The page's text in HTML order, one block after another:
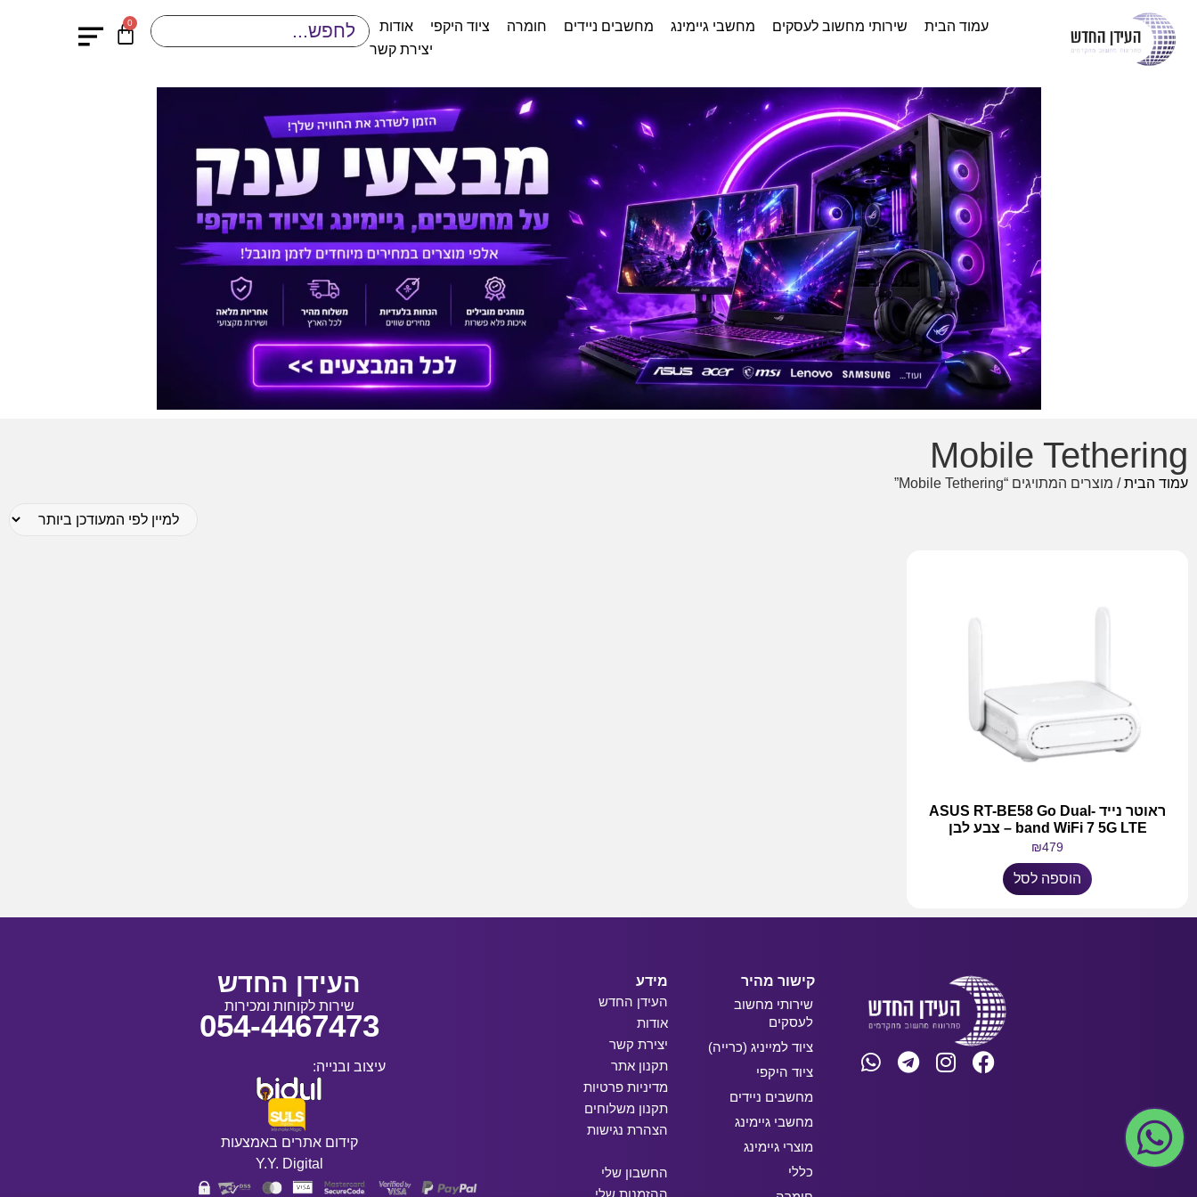
עמוד הבית שירותי מחשוב לעסקים מחשבי גיימינג מחשבים ניידים חומרה ציוד היקפי
אודות
יצירת קשר
0
Mobile Tethering
עמוד הבית/ מוצרים המתויגים “Mobile Tethering”
ראוטר נייד ASUS RT-BE58 Go Dual-
band WiFi 7 5G LTE – צבע לבן
₪479
הוספה לסל
קישור מהיר
שירותי מחשוב
לעסקים
ציוד למייניג (כרייה)
ציוד היקפי
מחשבים ניידים
מחשבי גיימינג
מוצרי גיימינג
כללי
מידע
העידן החדש
אודות
יצירת קשר
תקנון אתר
מדיניות פרטיות
תקנון משלוחים
הצהרת נגישות
החשבון שלי
העידן החדש
שירות לקוחות ומכירות
054-4467473
עיצוב ובנייה:
קידום אתרים באמצעות
Y.Y. Digital